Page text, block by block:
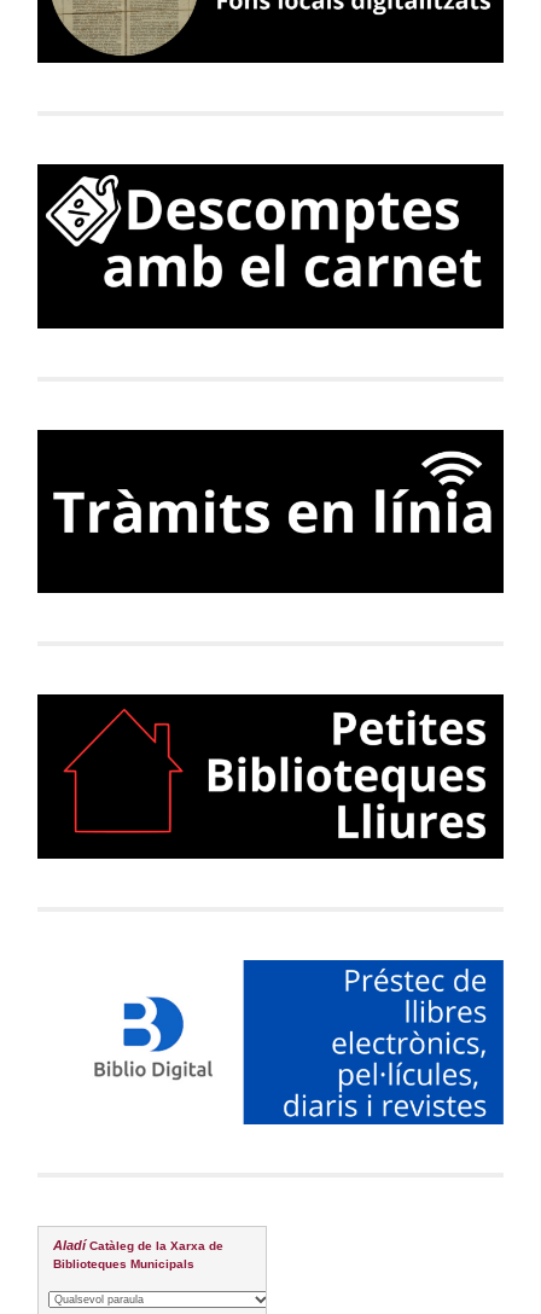
Aladí Catàleg de la Xarxa de
Biblioteques Municipals